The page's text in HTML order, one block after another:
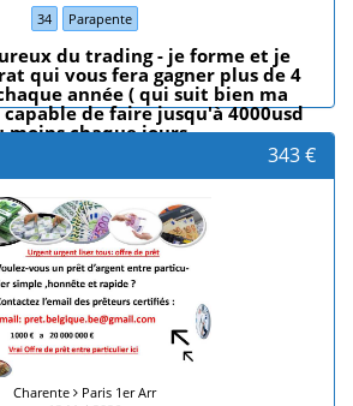
34
Parapente
du trading - je forme et je
qui vous fera gagner plus de 4
année ( qui suit bien ma
de faire jusqu'à 4000usd
moins chaque jours
343 €
Charente Paris 1er Arr